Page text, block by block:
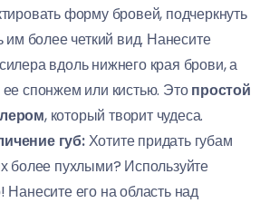
форму бровей, подчеркнуть
им более четкий вид. Нанесите
вдоль нижнего края брови, а
спонжем или кистью. Этопростой
, который творит чудеса.
губ:Хотите придать губам
более пухлыми? Используйте
Нанесите его на область над